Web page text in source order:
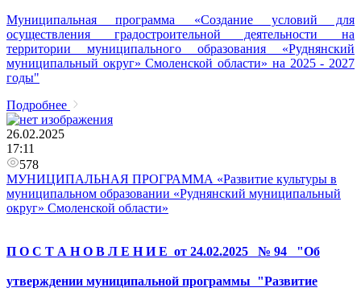
Муниципальная программа «Создание условий для
осуществления градостроительной деятельности на
территории муниципального образования «Руднянский
муниципальный округ» Смоленской области» на 2025 - 2027
годы"
Подробнее
26.02.2025
17:11
578
МУНИЦИПАЛЬНАЯ ПРОГРАММА «Развитие культуры в
муниципальном образовании «Руднянский муниципальный
округ» Смоленской области»
П О С Т А Н О В Л Е Н И Е от 24.02.2025 № 94 "Об
утверждении муниципальной программы "Развитие